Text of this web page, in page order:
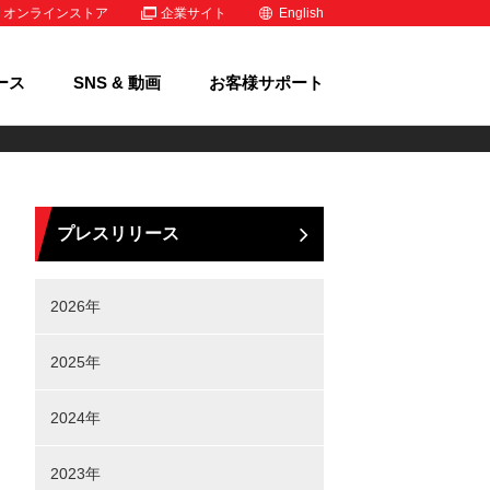
オンラインストア 企業サイト English
ス SNS & 動画 お客様サポート
プレスリリース
2026年
2025年
2024年
2023年